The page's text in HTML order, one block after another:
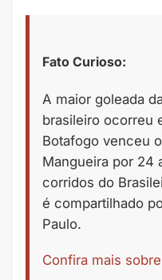
Fato Curioso:
A maior goleada
brasileiro ocorreu
Botafogo venceu
Mangueira por 24
corridos do
é compartilhado
Paulo.
Confira mais